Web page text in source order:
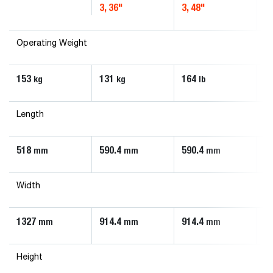
3, 36"
3, 48"
Operating Weight
153 kg 131 kg 164 lb
Length
518 mm 590.4 mm 590.4 mm
Width
1327 mm 914.4 mm 914.4 mm
Height